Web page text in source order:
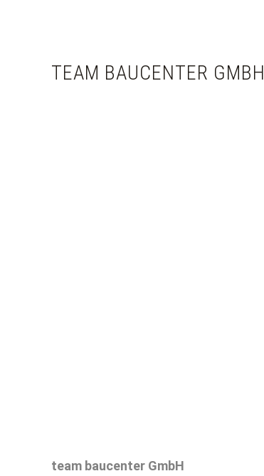
TEAM BAUCENTER GMBH
team baucenter GmbH